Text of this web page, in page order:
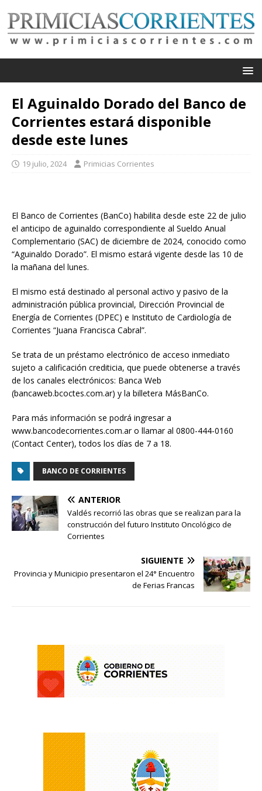
El Aguinaldo Dorado del Banco de
Corrientes estará disponible
desde este lunes
19 julio, 2024 Primicias Corrientes
El Banco de Corrientes (BanCo) habilita desde este 22 de julio
el anticipo de aguinaldo correspondiente al Sueldo Anual
Complementario (SAC) de diciembre de 2024, conocido como
“Aguinaldo Dorado”. El mismo estará vigente desde las 10 de
la mañana del lunes.
El mismo está destinado al personal activo y pasivo de la
administración pública provincial, Dirección Provincial de
Energía de Corrientes (DPEC) e Instituto de Cardiología de
Corrientes “Juana Francisca Cabral”.
Se trata de un préstamo electrónico de acceso inmediato
sujeto a calificación crediticia, que puede obtenerse a través
de los canales electrónicos: Banca Web
(bancaweb.bcoctes.com.ar) y la billetera MásBanCo.
Para más información se podrá ingresar a
www.bancodecorrientes.com.ar o llamar al 0800-444-0160
(Contact Center), todos los días de 7 a 18.
BANCO DE CORRIENTES
ANTERIOR
Valdés recorrió las obras que se realizan para la
construcción del futuro Instituto Oncológico de
Corrientes
SIGUIENTE
Provincia y Municipio presentaron el 24° Encuentro
de Ferias Francas